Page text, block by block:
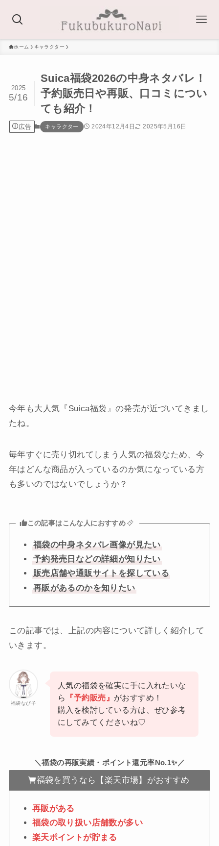
ホーム キャラクター
Suica福袋2026の中身ネタバレ！
予約販売日や再販、口コミについ
ても紹介！
2025
5/16
広告 キャラクター 2024年12月4日 2025年5月16日
今年も大人気『Suica福袋』の発売が近づいてきまし
たね。
毎年すぐに売り切れてしまう人気の福袋なため、今
年はどんな商品が入っているのか気になっている方
も多いのではないでしょうか？
この記事はこんな人におすすめ
福袋の中身ネタバレ画像が見たい
予約発売日などの詳細が知りたい
販売店舗や通販サイトを探している
再販があるのかを知りたい
この記事では、上記の内容について詳しく紹介して
いきます。
福袋なび子
人気の福袋を確実に手に入れたいな
ら
『予約販売』 がおすすめ！
購入を検討している方は、ぜひ参考
にしてみてくださいね♡
＼福袋の再販実績・ポイント還元率No.1✨／
福袋を買うなら【楽天市場】がおすすめ
再販がある
福袋の取り扱い店舗数が多い
楽天ポイントが貯まる